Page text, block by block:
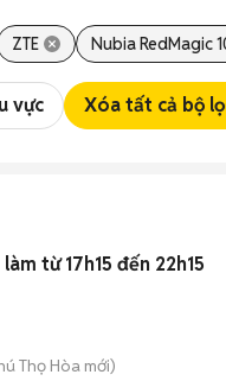
ZTE Nubia RedMagic
vực Xóa tất cả bộ
từ 17h15 đến 22h15
Thọ Hòa mới)